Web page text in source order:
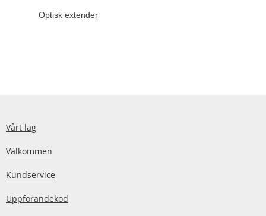
Optisk extender
Vårt lag
Välkommen
Kundservice
Uppförandekod